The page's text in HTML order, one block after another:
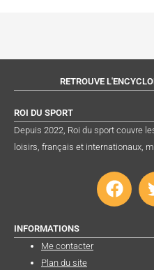
RETROUVE
ROI DU SPORT
Depuis 2022, Roi du sport couvre
loisirs, français et internationaux,
F
a
INFORMATIONS
Me contacter
Plan du site